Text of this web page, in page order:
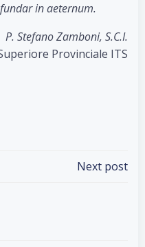
in aeternum.
P. Stefano Zamboni, S.C.I.
Provinciale ITS
Next post